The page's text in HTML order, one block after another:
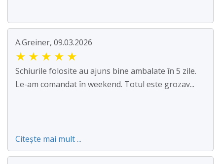
A.Greiner, 09.03.2026
★ ★ ★ ★ ★
Schiurile folosite au ajuns bine ambalate în 5 zile.
Le-am comandat în weekend. Totul este grozav...
Citește mai mult ...